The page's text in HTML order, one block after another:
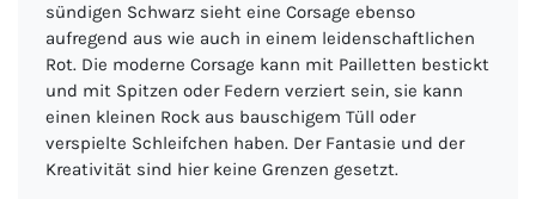
sündigen Schwarz sieht eine Corsage ebenso
aufregend aus wie auch in einem leidenschaftlichen
Rot. Die moderne Corsage kann mit Pailletten bestickt
und mit Spitzen oder Federn verziert sein, sie kann
einen kleinen Rock aus bauschigem Tüll oder
verspielte Schleifchen haben. Der Fantasie und der
Kreativität sind hier keine Grenzen gesetzt.